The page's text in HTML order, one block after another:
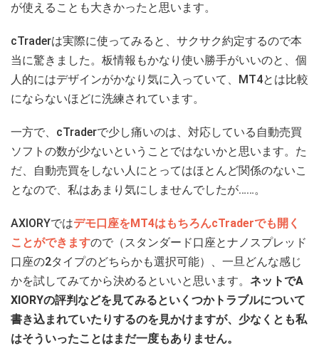
が使えることも大きかったと思います。
cTraderは実際に使ってみると、サクサク約定するので本
当に驚きました。板情報もかなり使い勝手がいいのと、個
人的にはデザインがかなり気に入っていて、MT4とは比較
にならないほどに洗練されています。
一方で、cTraderで少し痛いのは、対応している自動売買
ソフトの数が少ないということではないかと思います。た
だ、自動売買をしない人にとってはほとんど関係のないこ
となので、私はあまり気にしませんでしたが……。
AXIORYではデモ口座をMT4はもちろんcTraderでも開く
ことができますので（スタンダード口座とナノスプレッド
口座の2タイプのどちらかも選択可能）、一旦どんな感じ
かを試してみてから決めるといいと思います。 ネットでA
XIORYの評判などを見てみるといくつかトラブルについて
書き込まれていたりするのを見かけますが、少なくとも私
はそういったことはまだ一度もありません。